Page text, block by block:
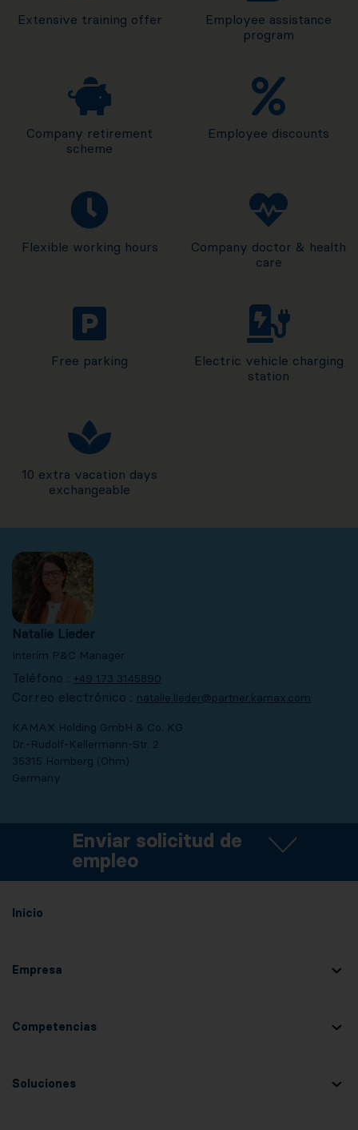
Extensive training offer
Employee assistance
program
Company retirement
scheme
Employee discounts
Flexible working hours
Company doctor & health
care
Free parking
Electric vehicle charging
station
10 extra vacation days
exchangeable
Natalie Lieder
Interim P&C Manager
Teléfono : +49 173 3145890
Correo electrónico : natalie.lieder@partner.kamax.com
KAMAX Holding GmbH & Co. KG
Dr.-Rudolf-Kellermann-Str. 2
35315 Homberg (Ohm)
Germany
Enviar solicitud de
empleo
Inicio
Empresa
Competencias
Soluciones